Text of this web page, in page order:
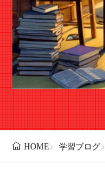
HOME 学習ブログ